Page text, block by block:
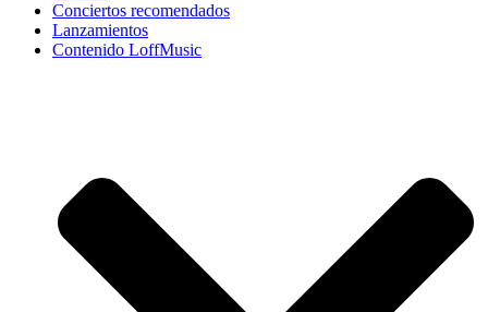
Conciertos recomendados
Lanzamientos
Contenido LoffMusic